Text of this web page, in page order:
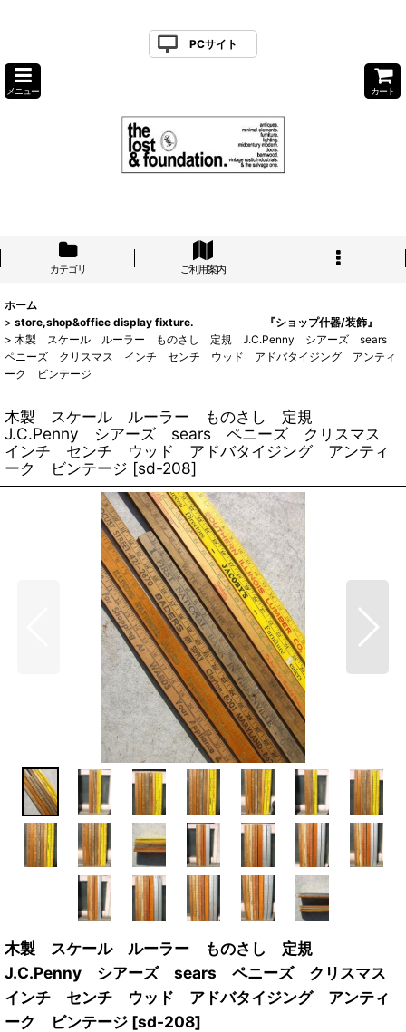
PCサイト
メニュー カート
カテゴリ ご利用案内
ホーム
> store,shop&office display fixture. 『ショップ什器/装飾』
> 木製 スケール ルーラー ものさし 定規 J.C.Penny シアーズ sears
ペニーズ クリスマス インチ センチ ウッド アドバタイジング アンティ
ーク ビンテージ
木製 スケール ルーラー ものさし 定規
J.C.Penny シアーズ sears ペニーズ クリスマス
インチ センチ ウッド アドバタイジング アンティ
ーク ビンテージ [sd-208]
木製 スケール ルーラー ものさし 定規
J.C.Penny シアーズ sears ペニーズ クリスマス
インチ センチ ウッド アドバタイジング アンティ
ーク ビンテージ [sd-208]